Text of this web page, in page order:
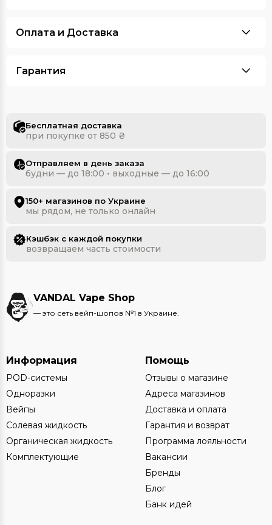
Оплата и Доставка
Гарантия
Бесплатная доставка
при покупке от 850 ₴
Отправляем в день заказа
будни — до 18:00 • выходные — до 16:00
150+ магазинов по Украине
мы рядом, не только онлайн
Кэшбэк с каждой покупки
возвращаем часть стоимости
VANDAL Vape Shop
— это сеть вейп-шопов №1 в Украине.
Информация
POD-системы
Одноразки
Вейпы
Солевая жидкость
Органическая жидкость
Комплектующие
Помощь
Отзывы о магазине
Адреса магазинов
Доставка и оплата
Гарантия и возврат
Программа лояльности
Вакансии
Бренды
Блог
Банк идей